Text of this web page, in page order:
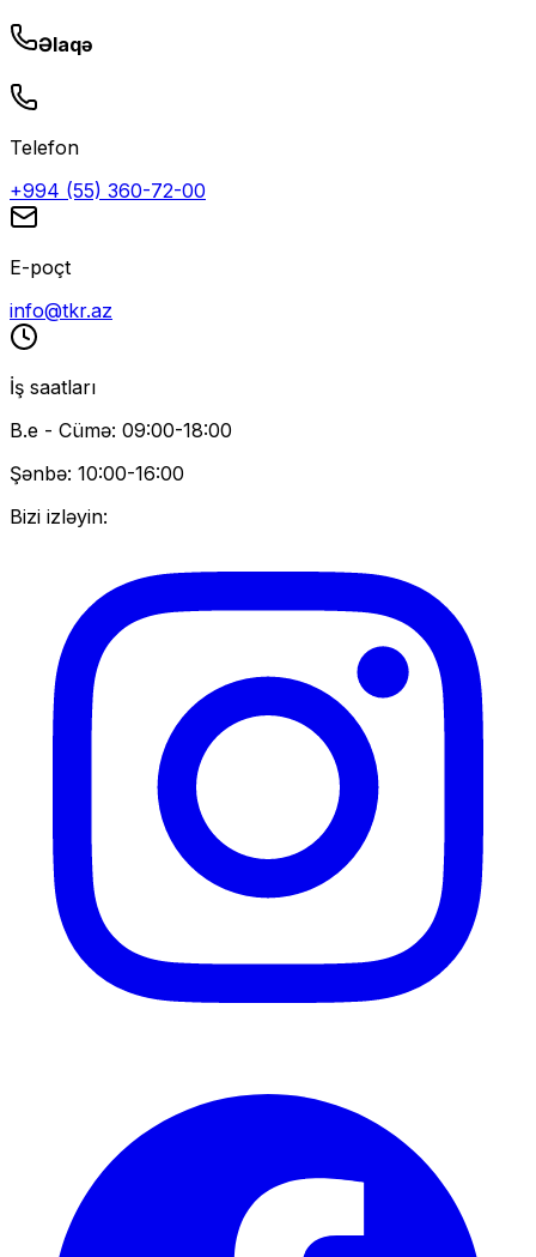
Əlaqə
Telefon
+994 (55) 360-72-00
E-poçt
info@tkr.az
İş saatları
B.e - Cümə: 09:00-18:00
Şənbə: 10:00-16:00
Bizi izləyin: